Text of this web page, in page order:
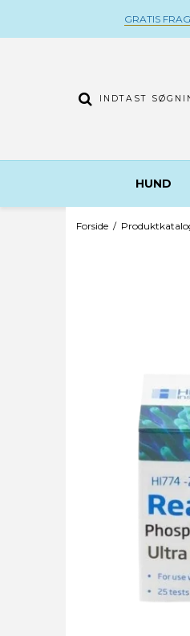
GRATIS
HUND
Forside /